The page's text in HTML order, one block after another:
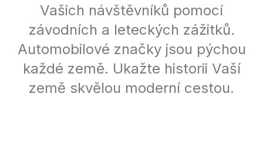
Vašich návštěvníků pomocí
závodních a leteckých zážitků.
Automobilové značky jsou pýchou
každé země. Ukažte historii Vaší
země skvělou moderní cestou.